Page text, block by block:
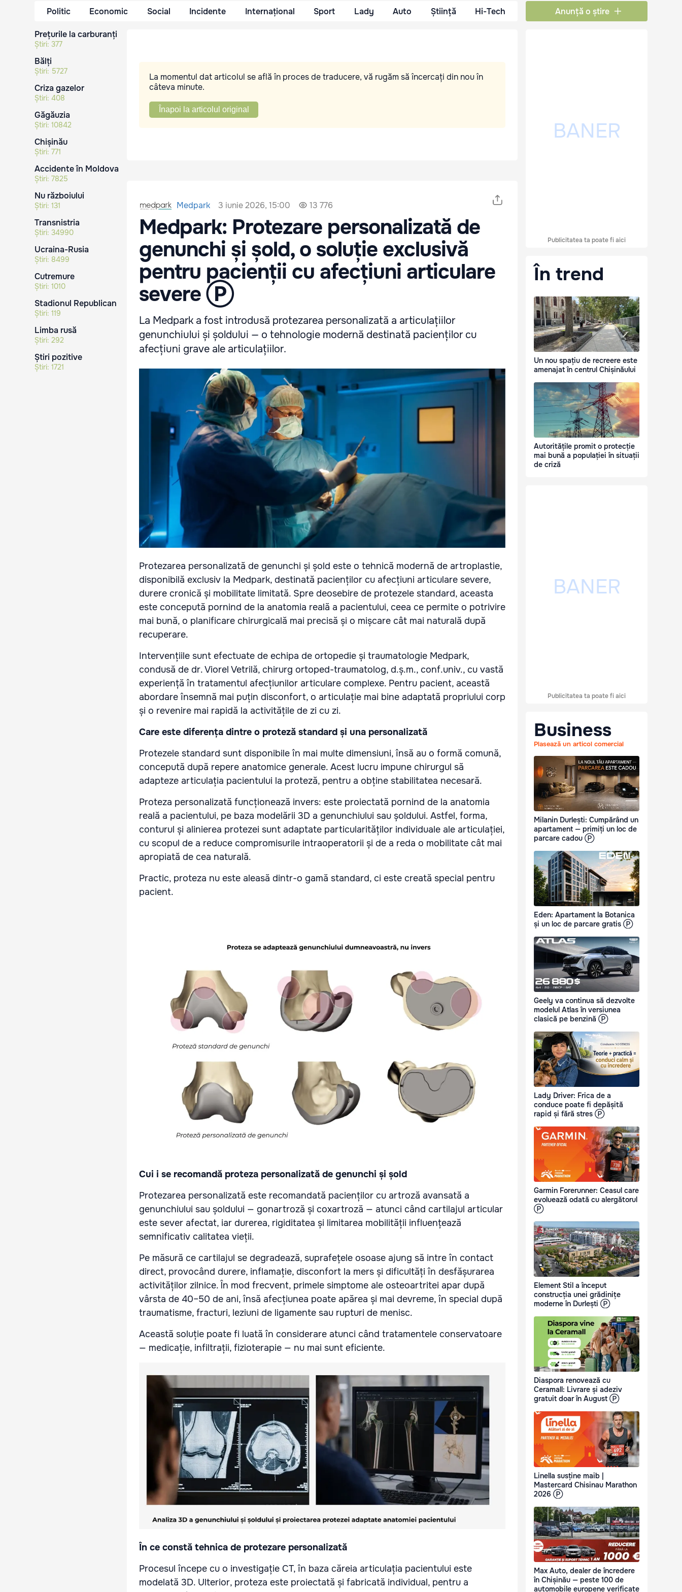
Politic Economic Social Incidente Internațional Sport Lady Auto Știință Hi-Tech Anunță o știre
Prețurile la carburanți
Știri: 377
Bălți
Știri: 5727
Criza gazelor
Știri: 408
Găgăuzia
Știri: 10842
Chișinău
Știri: 771
Accidente în Moldova
Știri: 7825
Nu războiului
Știri: 131
Transnistria
Știri: 34990
Ucraina-Rusia
Știri: 8499
Cutremure
Știri: 1010
Stadionul Republican
Știri: 119
Limba rusă
Știri: 292
Știri pozitive
Știri: 1721
La momentul dat articolul se află în proces de traducere, vă rugăm să încercați din nou în
câteva minute.
Înapoi la articolul original
Medpark 3 iunie 2026, 15:00 13 776
Medpark: Protezare personalizată de
genunchi și șold, o soluție exclusivă
pentru pacienții cu afecțiuni articulare
severe Ⓟ
La Medpark a fost introdusă protezarea personalizată a articulațiilor
genunchiului și șoldului — o tehnologie modernă destinată pacienților cu
afecțiuni grave ale articulațiilor.
Protezarea personalizată de genunchi și șold este o tehnică modernă de artroplastie,
disponibilă exclusiv la Medpark, destinată pacienților cu afecțiuni articulare severe,
durere cronică și mobilitate limitată. Spre deosebire de protezele standard, aceasta
este concepută pornind de la anatomia reală a pacientului, ceea ce permite o potrivire
mai bună, o planificare chirurgicală mai precisă și o mișcare cât mai naturală după
recuperare.
Intervențiile sunt efectuate de echipa de ortopedie și traumatologie Medpark,
condusă de dr. Viorel Vetrilă, chirurg ortoped-traumatolog, d.ș.m., conf.univ., cu vastă
experiență în tratamentul afecțiunilor articulare complexe. Pentru pacient, această
abordare însemnă mai puțin disconfort, o articulație mai bine adaptată propriului corp
și o revenire mai rapidă la activitățile de zi cu zi.
Care este diferența dintre o proteză standard și una personalizată
Protezele standard sunt disponibile în mai multe dimensiuni, însă au o formă comună,
concepută după repere anatomice generale. Acest lucru impune chirurgul să
adapteze articulația pacientului la proteză, pentru a obține stabilitatea necesară.
Proteza personalizată funcționează invers: este proiectată pornind de la anatomia
reală a pacientului, pe baza modelării 3D a genunchiului sau șoldului. Astfel, forma,
conturul și alinierea protezei sunt adaptate particularităților individuale ale articulației,
cu scopul de a reduce compromisurile intraoperatorii și de a reda o mobilitate cât mai
apropiată de cea naturală.
Practic, proteza nu este aleasă dintr-o gamă standard, ci este creată special pentru
pacient.
Cui i se recomandă proteza personalizată de genunchi și șold
Protezarea personalizată este recomandată pacienților cu artroză avansată a
genunchiului sau șoldului — gonartroză și coxartroză — atunci când cartilajul articular
este sever afectat, iar durerea, rigiditatea și limitarea mobilității influențează
semnificativ calitatea vieții.
Pe măsură ce cartilajul se degradează, suprafețele osoase ajung să intre în contact
direct, provocând durere, inflamație, disconfort la mers și dificultăți în desfășurarea
activităților zilnice. În mod frecvent, primele simptome ale osteoartritei apar după
vârsta de 40–50 de ani, însă afecțiunea poate apărea și mai devreme, în special după
traumatisme, fracturi, leziuni de ligamente sau rupturi de menisc.
Această soluție poate fi luată în considerare atunci când tratamentele conservatoare
— medicație, infiltrații, fizioterapie — nu mai sunt eficiente.
În ce constă tehnica de protezare personalizată
Procesul începe cu o investigație CT, în baza căreia articulația pacientului este
modelată 3D. Ulterior, proteza este proiectată și fabricată individual, pentru a
Publicitatea ta poate fi aici
În trend
Un nou spațiu de recreere este
amenajat în centrul Chișinăului
Autoritățile promit o protecție
mai bună a populației în situații
de criză
Publicitatea ta poate fi aici
Business
Plasează un articol comercial
Milanin Durlești: Cumpărând un
apartament — primiți un loc de
parcare cadou Ⓟ
Eden: Apartament la Botanica
și un loc de parcare gratis Ⓟ
Geely va continua să dezvolte
modelul Atlas în versiunea
clasică pe benzină Ⓟ
Lady Driver: Frica de a
conduce poate fi depășită
rapid și fără stres Ⓟ
Garmin Forerunner: Ceasul care
evoluează odată cu alergătorul
Ⓟ
Element Stil a început
construcția unei grădinițe
moderne în Durlești Ⓟ
Diaspora renovează cu
Ceramall: Livrare și adeziv
gratuit doar în August Ⓟ
Linella susține maib |
Mastercard Chisinau Marathon
2026 Ⓟ
Max Auto, dealer de încredere
în Chișinău — peste 100 de
automobile europene verificate